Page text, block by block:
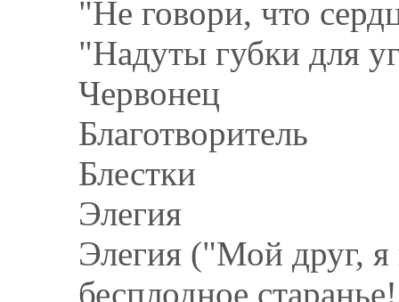
"Не говори, что
"Надуты губки для
Червонец
Благотворитель
Блестки
Элегия
Элегия ("Мой друг,
бесплодное